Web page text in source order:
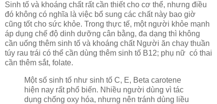
Sinh tố và khoáng chất rất cần thiết cho cơ thể, nhưng điều
đó không có nghĩa là việc bổ sung các chất này bao giờ
cũng tốt cho sức khỏe. Trong thực tế, một người khỏe mạnh
áp dụng chế độ dinh dưỡng cân bằng, đa dạng thì không
cần uống thêm sinh tố và khoáng chất Người ăn chay thuần
túy rau trái có thể cần dùng thêm sinh tố B12; phụ nữ có thai
cần thêm sắt, folate.
Một số sinh tố như sinh tố C, E, Beta carotene
hiện nay rất phổ biến. Nhiều người dùng vì tác
dụng chống oxy hóa, nhưng nên tránh dùng liều